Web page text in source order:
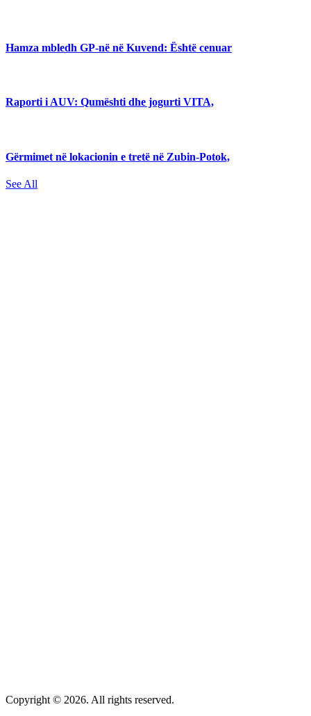
Hamza mbledh GP-në në Kuvend: Është cenuar
Raporti i AUV: Qumështi dhe jogurti VITA,
Gërmimet në lokacionin e tretë në Zubin-Potok,
See All
Copyright © 2026. All rights reserved.